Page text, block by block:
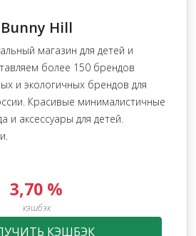
Bunny Hill
магазин для детей и
более 150 брендов
и экологичных брендов для
Красивые минималистичные
и аксессуары для детей.
3,70 %
кэшбэк
КЭШБЭК